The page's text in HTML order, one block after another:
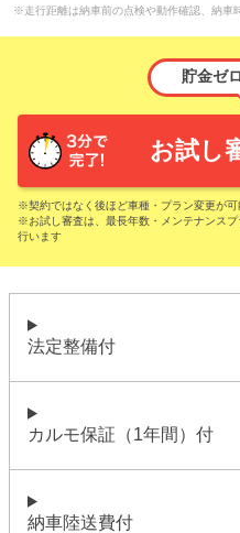
※走行距離は納車前の点検や動作確認、納車
貯金ゼ
お試し
※契約ではなく後ほど車種・プラン変更が可
※お試し審査は、最長年数・メンテナンス
行います
法定整備付
カルモ保証（1年間）付
納車陸送費付